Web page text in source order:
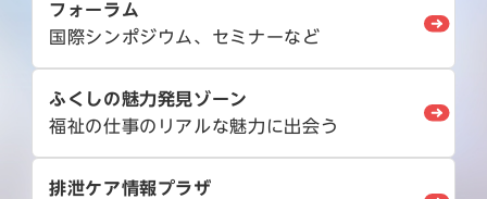
フォーラム
国際シンポジウム、セミナーなど
ふくしの魅力発見ゾーン
福祉の仕事のリアルな魅力に出会う
排泄ケア情報プラザ